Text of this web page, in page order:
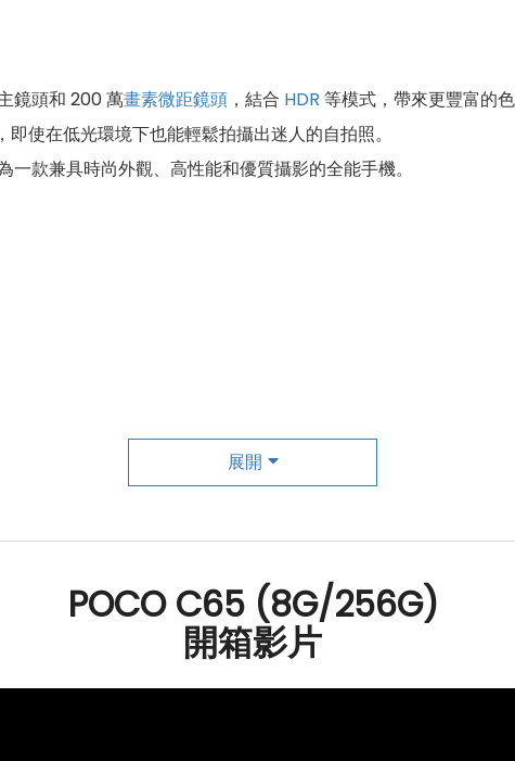
鏡頭和 200 萬畫素微距鏡頭 ，結合 HDR 等模式，帶來更豐富的
即使在低光環境下也能輕鬆拍攝出迷人的自拍照。
一款兼具時尚外觀、高性能和優質攝影的全能手機。
展開
POCO C65 (8G/256G)
開箱影片